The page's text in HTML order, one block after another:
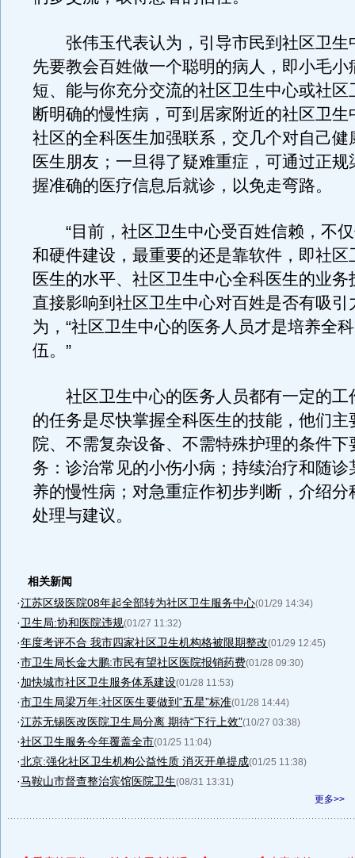
张伟玉代表认为，引导市民到社区卫生
先要教会百姓做一个聪明的病人，即小毛小
短、能与你充分交流的社区卫生中心或社区
断明确的慢性病，可到居家附近的社区卫生
社区的全科医生加强联系，交几个对自己健
医生朋友；一旦得了疑难重症，可通过正规
握准确的医疗信息后就诊，以免走弯路。
“目前，社区卫生中心受百姓信赖，不仅
和硬件建设，最重要的还是靠软件，即社区
医生的水平、社区卫生中心全科医生的业务
直接影响到社区卫生中心对百姓是否有吸引
为，“社区卫生中心的医务人员才是培养全
伍。”
社区卫生中心的医务人员都有一定的工
的任务是尽快掌握全科医生的技能，他们主
院、不需复杂设备、不需特殊护理的条件下
务：诊治常见的小伤小病；持续治疗和随诊
养的慢性病；对急重症作初步判断，介绍分
处理与建议。
相关新闻
·江苏区级医院08年起全部转为社区卫生服务中心(01/29 14:34)
·卫生局:协和医院违规(01/27 11:32)
·年度考评不合 我市四家社区卫生机构格被限期整改(01/29 12:45)
·市卫生局长金大鹏:市民有望社区医院报销药费(01/28 09:30)
·加快城市社区卫生服务体系建设(01/28 11:53)
·市卫生局梁万年:社区医生要做到“五星”标准(01/28 14:44)
·江苏无锡医改医院卫生局分离 期待“下行上效”(10/27 03:38)
·社区卫生服务今年覆盖全市(01/25 11:04)
·北京:强化社区卫生机构公益性质 消灭开单提成(01/25 11:38)
·马鞍山市督查整治宾馆医院卫生(08/31 13:31)
更多>>